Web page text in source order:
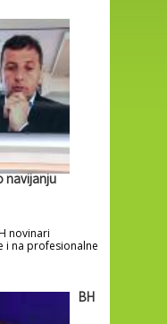
navijanju
novinari
i na profesionalne
BH